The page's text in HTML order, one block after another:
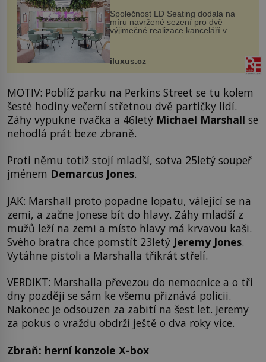
Společnost LD Seating dodala na
míru navržené sezení pro dvě
výjimečné realizace kanceláří v
areálu MediaCityUK v anglickém
budov Media...
iluxus.cz
MOTIV: Poblíž parku na Perkins Street se tu kolem
šesté hodiny večerní střetnou dvě partičky lidí.
Záhy vypukne rvačka a 46letý Michael Marshall se
nehodlá prát beze zbraně.
Proti němu totiž stojí mladší, sotva 25letý soupeř
jménem Demarcus Jones.
JAK: Marshall proto popadne lopatu, válející se na
zemi, a začne Jonese bít do hlavy. Záhy mladší z
mužů leží na zemi a místo hlavy má krvavou kaši.
Svého bratra chce pomstít 23letý Jeremy Jones.
Vytáhne pistoli a Marshalla třikrát střelí.
VERDIKT: Marshalla převezou do nemocnice a o tři
dny později se sám ke všemu přiznává policii.
Nakonec je odsouzen za zabití na šest let. Jeremy
za pokus o vraždu obdrží ještě o dva roky více.
Zbraň: herní konzole X-box